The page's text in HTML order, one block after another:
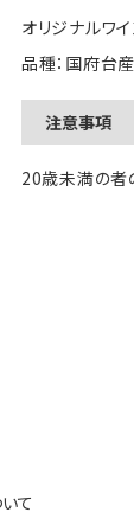
オリジナルワ
品種：国府台
注意事項
20歳未満の​者
て